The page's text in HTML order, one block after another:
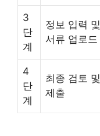
3
단
계
정보 입력 및
서류 업로드
4
단
계
최종 검토 및
제출